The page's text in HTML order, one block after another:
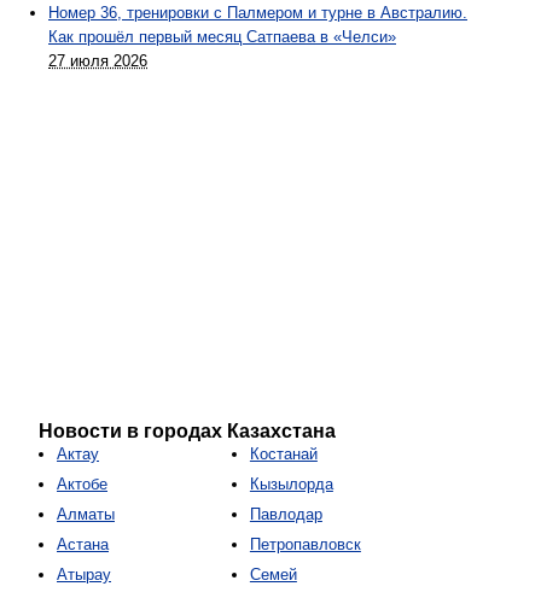
Номер 36, тренировки с Палмером и турне в Австралию.
Как прошёл первый месяц Сатпаева в «Челси»
27 июля 2026
Новости в городах Казахстана
Актау
Актобе
Алматы
Астана
Атырау
Костанай
Кызылорда
Павлодар
Петропавловск
Семей